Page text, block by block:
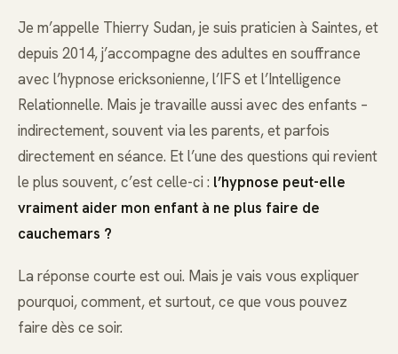
Je m’appelle Thierry Sudan, je suis praticien à Saintes, et
depuis 2014, j’accompagne des adultes en souffrance
avec l’hypnose ericksonienne, l’IFS et l’Intelligence
Relationnelle. Mais je travaille aussi avec des enfants –
indirectement, souvent via les parents, et parfois
directement en séance. Et l’une des questions qui revient
le plus souvent, c’est celle-ci : l’hypnose peut-elle
vraiment aider mon enfant à ne plus faire de
cauchemars ?
La réponse courte est oui. Mais je vais vous expliquer
pourquoi, comment, et surtout, ce que vous pouvez
faire dès ce soir.